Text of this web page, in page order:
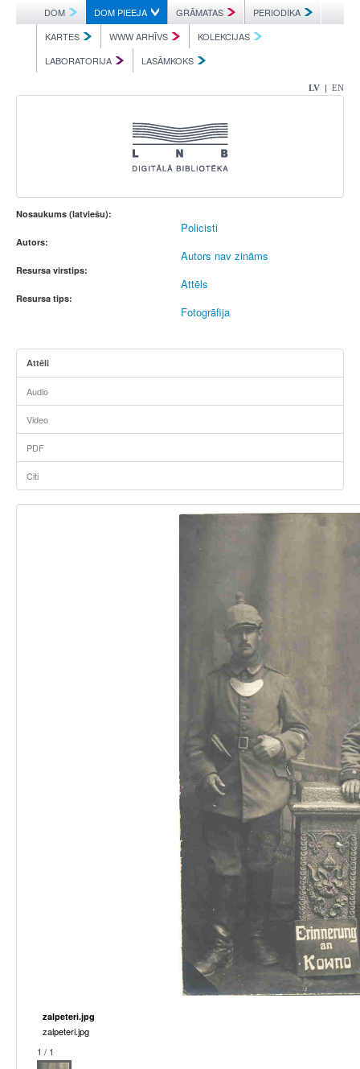
DOM DOM PIEEJA GRĀMATAS
PERIODIKA
KARTES
WWW ARHĪVS
KOLEKCIJAS
LABORATORIJA
LASĀMKOKS
LV | EN
Nosaukums (latviešu):
Policisti
Autors:
Autors nav zināms
Resursa virstips:
Attēls
Resursa tips:
Fotogrāfija
Attēli
Audio
Video
PDF
Citi
zalpeteri.jpg
zalpeteri.jpg
1 / 1